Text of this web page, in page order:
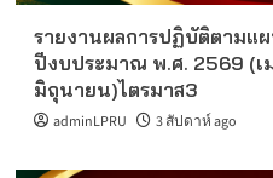
รายงานผลการปฏิบัติตามแ
ปีงบประมาณ พ.ศ. 2569 (เ
มิถุนายน)ไตรมาส3
adminLPRU 3 สัปดาห์ ago